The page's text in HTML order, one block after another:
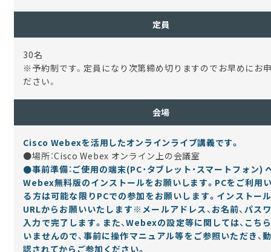
定員
30名
※予約制です。定員になり次第締め切りますのでお早めにお
ださい。
会場
Cisco Webexを活用したオンラインライブ講義です。
●場所：Cisco Webex オンライン上の会議室
●事前準備：ご使用の端末(PC・タブレット・スマートフォン)
Webex無料版のインストールをお願いします。PCをご利用
る方は可能な限りPCでの参加をお願いします。インストー
URLからお願いいたします※メールアドレス、お名前、パス
入力で完了します。また、Webexの設定等に関しては、こち
いませんので、事前に操作マニュアル等をご参照いただき、
認されてからご参加ください。